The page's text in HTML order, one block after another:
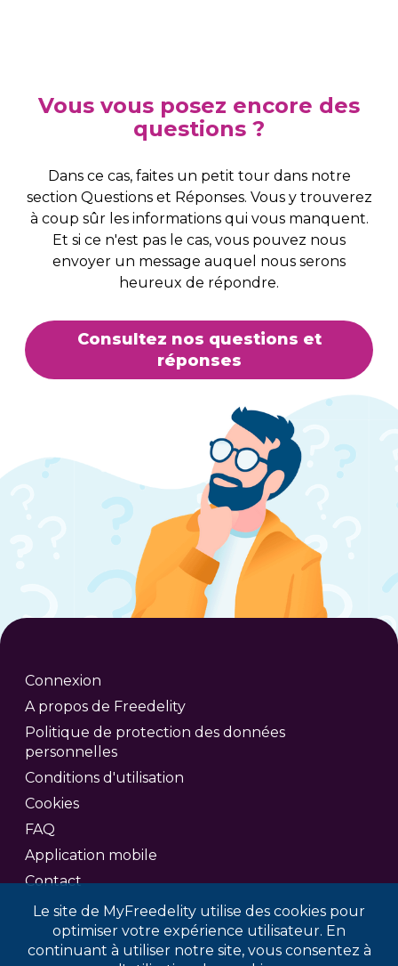
Le site de MyFreedelity utilise des cookies pour
optimiser votre expérience utilisateur. En
continuant à utiliser notre site, vous consentez à
Vous vous posez encore des
questions ?
Dans ce cas, faites un petit tour dans notre
section Questions et Réponses. Vous y trouverez
à coup sûr les informations qui vous manquent.
Et si ce n'est pas le cas, vous pouvez nous
envoyer un message auquel nous serons
heureux de répondre.
Consultez nos questions et
réponses
Connexion
A propos de Freedelity
Politique de protection des données
personnelles
Conditions d'utilisation
Cookies
FAQ
Application mobile
Contact